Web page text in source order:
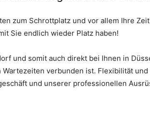
zum Schrottplatz und vor allem Ihre
Sie endlich wieder Platz haben!
und somit auch direkt bei Ihnen in
verbunden ist. Flexibilität
und unserer professionellen